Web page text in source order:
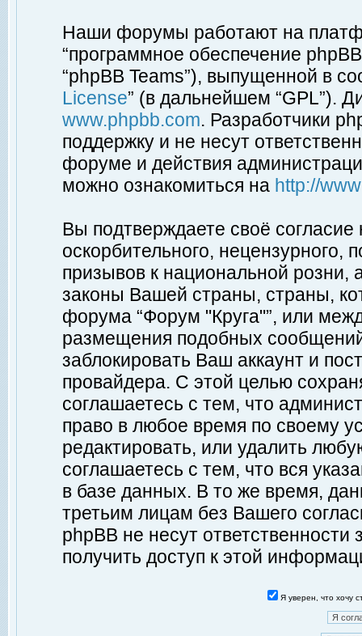
Наши форумы работают на
“программное обеспечение
“phpBB Teams”), выпущенной в
License” (в дальнейшем “GPL”).
www.phpbb.com. Разработчики
поддержку и не несут
форуме и действия
можно ознакомиться на http://
Вы подтверждаете своё
оскорбительного, нецензурного,
призывов к национальной
законы Вашей страны, страны,
форума “Форум "Круга"”, или
размещения подобных
заблокировать Ваш аккаунт и
провайдера. С этой целью
соглашаетесь с тем, что
право в любое время по своему
редактировать, или удалить
соглашаетесь с тем, что вся
в базе данных. В то же время,
третьим лицам без Вашего
phpBB не несут ответственности
получить доступ к этой
Я уверен, что хочу